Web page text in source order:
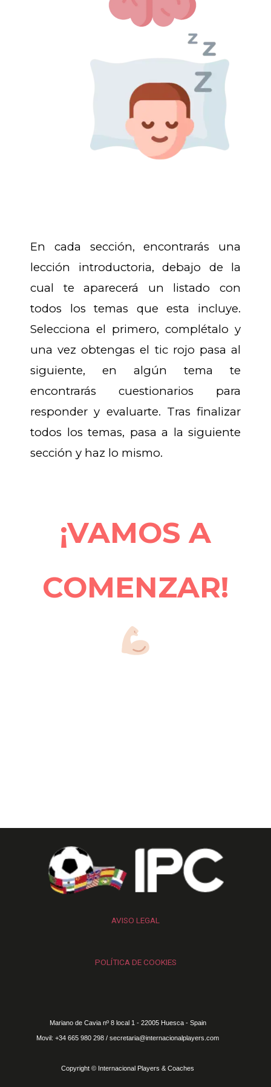
En cada sección, encontrarás una
lección introductoria, debajo de la
cual te aparecerá un listado con
todos los temas que esta incluye.
Selecciona el primero, complétalo y
una vez obtengas el tic rojo pasa al
siguiente, en algún tema te
encontrarás cuestionarios para
responder y evaluarte. Tras finalizar
todos los temas, pasa a la siguiente
sección y haz lo mismo.
¡VAMOS A
COMENZAR!
AVISO LEGAL
POLÍTICA DE COOKIES
Mariano de Cavia nº 8 local 1 - 22005 Huesca - Spain
Movil: +34 665 980 298 / secretaria@internacionalplayers.com
Copyright © Internacional Players & Coaches